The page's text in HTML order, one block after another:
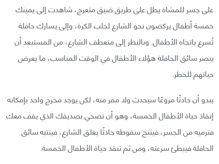
على جسر للمشاة يطل على طريق ضيق متعرج، شاهدت إلى يمينك
خمسة أطفال يركضون نحو الشارع لجلب الكرة، وإلى يسارك حافلة
تُسرع باتجاه الأطفال. وبالنظر إلى منعطف الشارع، من المستبعد أن
يبصر سائق الحافلة هؤلاء الأطفال في الوقت المناسب، ما يعرض
حياتهم للخطر.
يبدو أن حادثًا مروعًا سيحدث ولا مفر منه، لكن يوجد مخرج واحد بإمكانه
إنقاذ حياة الأطفال الخمسة، وهو أن تضحي بصديقك الذي يقف معك
فترميه من الجسر، فينتج سقوطه حادثًا يغلق الشارع، فينتبه سائق
الحافلة فيبطئ سرعته، ومن ثم تنقذ حياة الأطفال الخمسة.